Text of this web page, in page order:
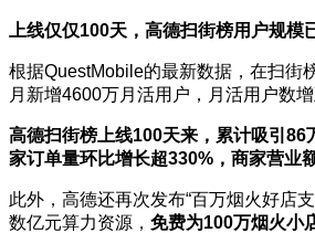
上线仅仅100天，高德扫街榜用户规模
根据QuestMobile的最新数据，在扫街
月新增4600万月活用户，月活用户数增
高德扫街榜上线100天来，累计吸引86
家订单量环比增长超330%，商家营业
此外，高德还再次发布“百万烟火好店
数亿元算力资源， 免费为100万烟火小